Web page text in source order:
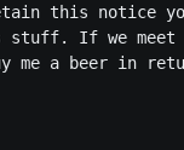
this notice
stuff. If we meet
a beer in